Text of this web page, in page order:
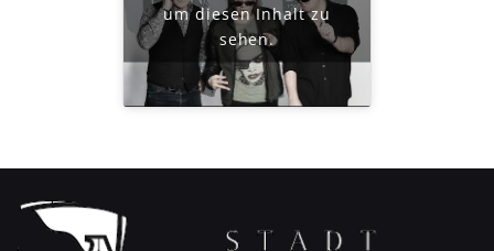
um diesen Inhalt zu
sehen.